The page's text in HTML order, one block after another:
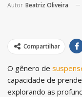
Autor Beatriz Oliveira
Compartilhar
O gênero de
capacidade de
explorando as